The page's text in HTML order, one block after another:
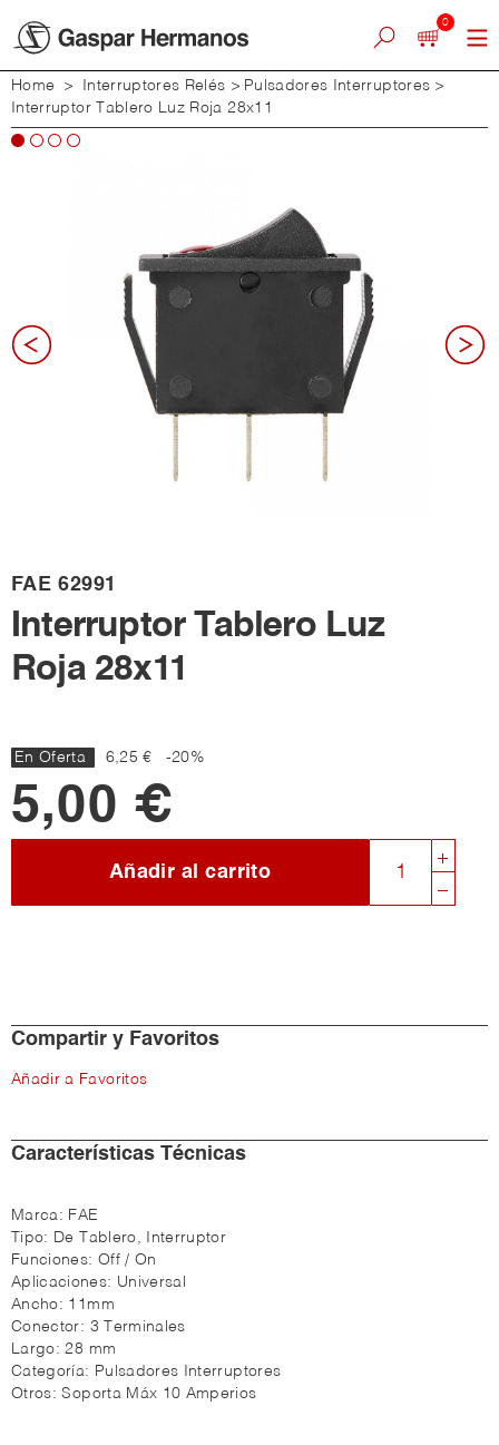
0
Home > Interruptores Relés > Pulsadores Interruptores >
Interruptor Tablero Luz Roja 28x11
FAE 62991
Interruptor Tablero Luz
Roja 28x11
En Oferta 6,25 € -20%
5,00 €
Añadir al carrito
Compartir y Favoritos
Añadir a Favoritos
Características Técnicas
Marca: FAE
Tipo: De Tablero, Interruptor
Funciones: Off / On
Aplicaciones: Universal
Ancho: 11mm
Conector: 3 Terminales
Largo:28 mm
Categoría: Pulsadores Interruptores
Otros:Soporta Máx 10 Amperios